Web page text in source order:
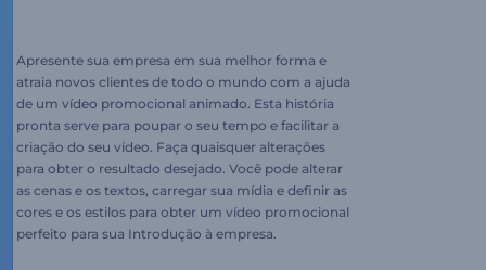
Apresente sua empresa em sua melhor forma e
atraia novos clientes de todo o mundo com a ajuda
de um vídeo promocional animado. Esta história
pronta serve para poupar o seu tempo e facilitar a
criação do seu vídeo. Faça quaisquer alterações
para obter o resultado desejado. Você pode alterar
as cenas e os textos, carregar sua mídia e definir as
cores e os estilos para obter um vídeo promocional
perfeito para sua Introdução à empresa.